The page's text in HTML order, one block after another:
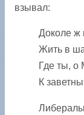
взывал:
Доколе ж
Жить в
Где ты, о
К